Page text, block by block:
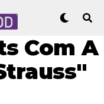
Com A